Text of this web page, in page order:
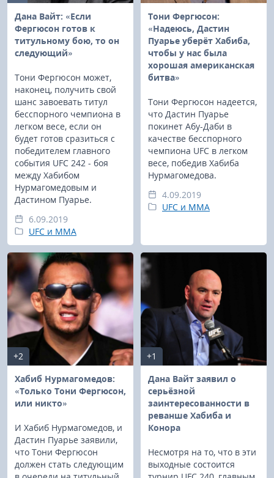
Дана Вайт: «Если
Фергюсон готов к
титульному бою, то он
следующий»
Тони Фергюсон может,
наконец, получить свой
шанс завоевать титул
бесспорного чемпиона в
легком весе, если он
будет готов сразиться с
победителем главного
события UFC 242 - боя
между Хабибом
Нурмагомедовым и
Дастином Пуарье.
6.09.2019
UFC и MMA
Тони Фергюсон:
«Надеюсь, Дастин
Пуарье уберёт Хабиба,
чтобы у нас была
хорошая американская
битва»
Тони Фергюсон надеется,
что Дастин Пуарье
покинет Абу-Даби в
качестве бесспорного
чемпиона UFC в легком
весе, победив Хабиба
Нурмагомедова.
4.09.2019
UFC и MMA
+2
Хабиб Нурмагомедов:
«Только Тони Фергюсон,
или никто»
И Хабиб Нурмагомедов, и
Дастин Пуарье заявили,
что Тони Фергюсон
должен стать следующим
+1
Дана Вайт заявил о
серьёзной
заинтересованности в
реванше Хабиба и
Конора
Несмотря на то, что в эти
выходные состоится